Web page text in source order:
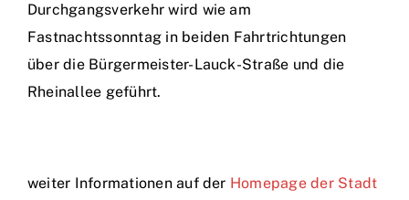
Durchgangsverkehr wird wie am
Fastnachtssonntag in beiden Fahrtrichtungen
über die Bürgermeister-Lauck-Straße und die
Rheinallee geführt.
weiter Informationen auf der Homepage der Stadt